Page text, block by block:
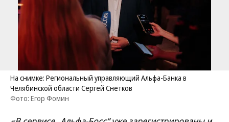
На снимке: Региональный управляющий Альфа-Банка в
Челябинской области Сергей Снетков
Фото: Егор Фомин